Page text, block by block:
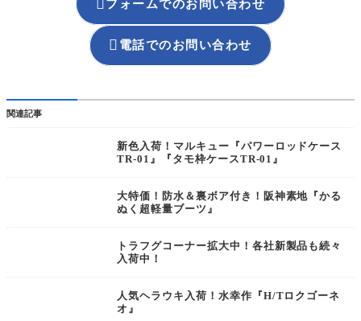
フォームでのお問い合わせ
 電話でのお問い合わせ
関連記事
新色入荷！マルキュー『パワーロッドケース
TR-01』『タモ枠ケースTR-01』
大特価！防水＆裏ボア付き！阪神素地『かる
ぬく超軽量ブーツ』
トラフグコーナー拡大中！各社新製品も続々
入荷中！
人気ヘラウキ入荷！水幸作『H/Tロクゴーネ
オ』